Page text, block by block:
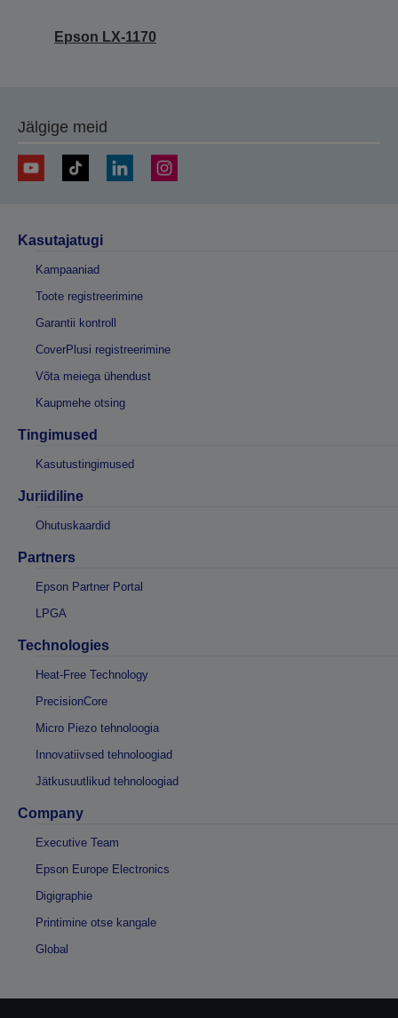
Epson LX-1170
Jälgige meid
Kasutajatugi
Kampaaniad
Toote registreerimine
Garantii kontroll
CoverPlusi registreerimine
Võta meiega ühendust
Kaupmehe otsing
Tingimused
Kasutustingimused
Juriidiline
Ohutuskaardid
Partners
Epson Partner Portal
LPGA
Technologies
Heat-Free Technology
PrecisionCore
Micro Piezo tehnoloogia
Innovatiivsed tehnoloogiad
Jätkusuutlikud tehnoloogiad
Company
Executive Team
Epson Europe Electronics
Digigraphie
Printimine otse kangale
Global